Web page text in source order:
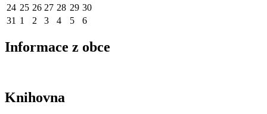
24 25 26 27 28 29 30
31 1 2 3 4 5 6
Informace z obce
Knihovna